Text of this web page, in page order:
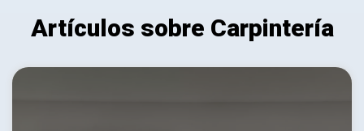
Artículos sobre Carpintería